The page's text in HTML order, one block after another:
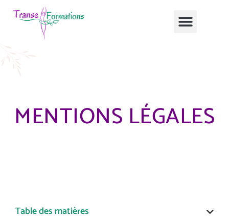
MENTIONS LÉGALES
Table des matières